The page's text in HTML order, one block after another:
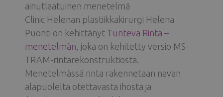
ainutlaatuinen menetelmä
Clinic Helenan plastiikkakirurgi Helena
Puonti on kehittänyt Tunteva Rinta –
menetelmän, joka on kehitetty versio MS-
TRAM-rintarekonstruktiosta.
Menetelmässä rinta rakennetaan navan
alapuolelta otettavasta ihosta ja